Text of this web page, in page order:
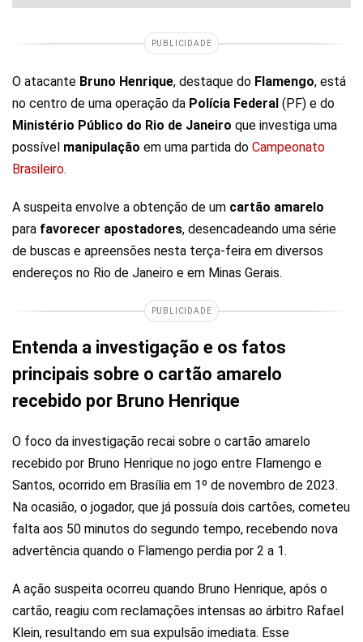
PUBLICIDADE
O atacante Bruno Henrique, destaque do Flamengo, está
no centro de uma operação da Polícia Federal (PF) e do
Ministério Público do Rio de Janeiro que investiga uma
possível manipulação em uma partida do Campeonato
Brasileiro.
A suspeita envolve a obtenção de um cartão amarelo
para favorecer apostadores, desencadeando uma série
de buscas e apreensões nesta terça-feira em diversos
endereços no Rio de Janeiro e em Minas Gerais.
PUBLICIDADE
Entenda a investigação e os fatos
principais sobre o cartão amarelo
recebido por Bruno Henrique
O foco da investigação recai sobre o cartão amarelo
recebido por Bruno Henrique no jogo entre Flamengo e
Santos, ocorrido em Brasília em 1º de novembro de 2023.
Na ocasião, o jogador, que já possuía dois cartões, cometeu
falta aos 50 minutos do segundo tempo, recebendo nova
advertência quando o Flamengo perdia por 2 a 1.
A ação suspeita ocorreu quando Bruno Henrique, após o
cartão, reagiu com reclamações intensas ao árbitro Rafael
Klein, resultando em sua expulsão imediata. Esse